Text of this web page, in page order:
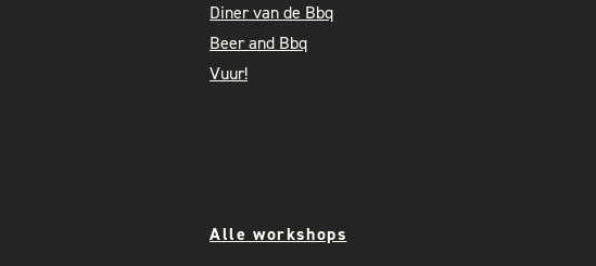
Diner van de Bbq
Beer and Bbq
Vuur!
Alle workshops